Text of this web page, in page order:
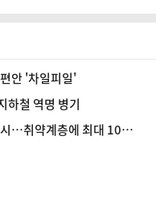
안 '차일피일'
하철 역명 병기
…취약계층에 최대 1000